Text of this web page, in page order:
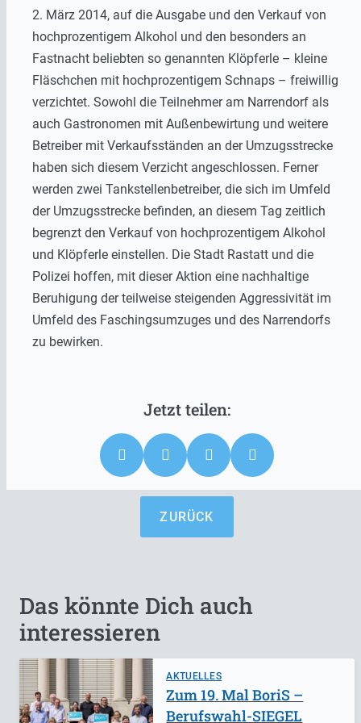
2. März 2014, auf die Ausgabe und den Verkauf von
hochprozentigem Alkohol und den besonders an
Fastnacht beliebten so genannten Klöpferle – kleine
Fläschchen mit hochprozentigem Schnaps – freiwillig
verzichtet. Sowohl die Teilnehmer am Narrendorf als
auch Gastronomen mit Außenbewirtung und weitere
Betreiber mit Verkaufsständen an der Umzugsstrecke
haben sich diesem Verzicht angeschlossen. Ferner
werden zwei Tankstellenbetreiber, die sich im Umfeld
der Umzugsstrecke befinden, an diesem Tag zeitlich
begrenzt den Verkauf von hochprozentigem Alkohol
und Klöpferle einstellen. Die Stadt Rastatt und die
Polizei hoffen, mit dieser Aktion eine nachhaltige
Beruhigung der teilweise steigenden Aggressivität im
Umfeld des Faschingsumzuges und des Narrendorfs
zu bewirken.
ZURÜCK
Das könnte Dich auch
interessieren
AKTUELLES
Zum 19. Mal BoriS –
Berufswahl-SIEGEL